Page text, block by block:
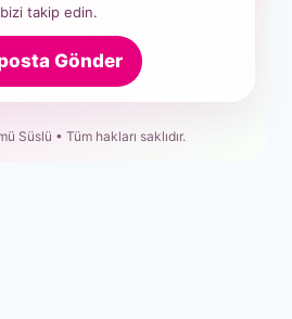
bizi takip edin.
Gönder
Süslü • Tüm hakları saklıdır.